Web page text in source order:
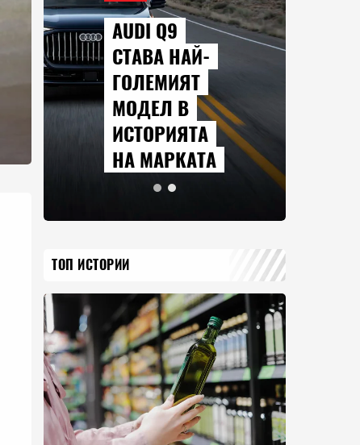
AUDI Q9
СТАВА НАЙ-
ГОЛЕМИЯТ
МОДЕЛ В
ИСТОРИЯТА
НА МАРКАТА
ТОП ИСТОРИИ